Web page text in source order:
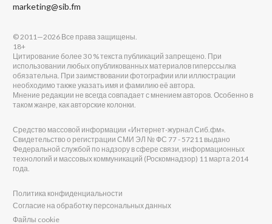
marketing@sib.fm
© 2011—2026 Все права защищены.
18+
Цитирование более 30 % текста публикаций запрещено. При
использовании любых опубликованных материалов гиперссылка
обязательна. При заимствовании фотографии или иллюстрации
необходимо также указать имя и фамилию её автора.
Мнение редакции не всегда совпадает с мнением авторов. Особенно в
таком жанре, как авторские колонки.
Средство массовой информации «Интернет-журнал Сиб.фм».
Свидетельство о регистрации СМИ ЭЛ № ФС 77 - 57211 выдано
Федеральной службой по надзору в сфере связи, информационных
технологий и массовых коммуникаций (Роскомнадзор) 11 марта 2014
года.
Политика конфиденциальности
Согласие на обработку персональных данных
Файлы cookie